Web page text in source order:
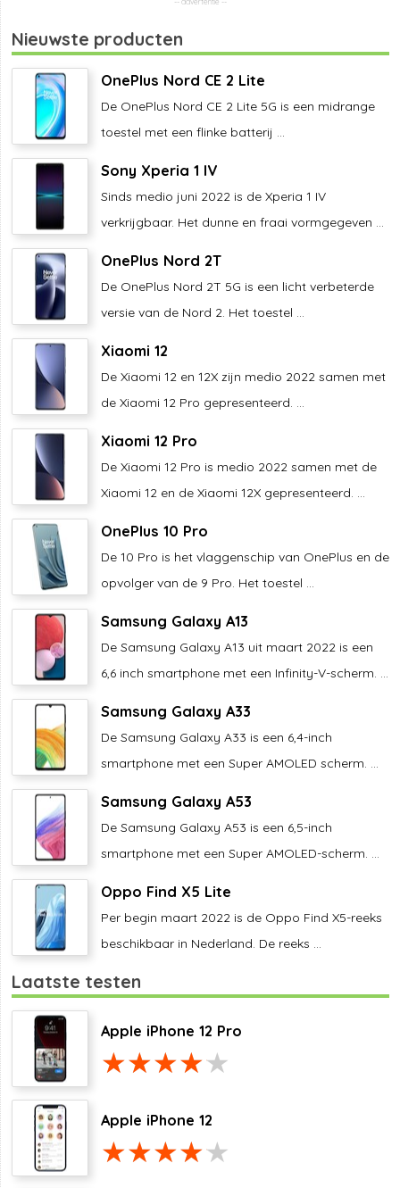
Nieuwste producten
OnePlus Nord CE 2 Lite
De OnePlus Nord CE 2 Lite 5G is een midrange
toestel met een flinke batterij ...
Sony Xperia 1 IV
Sinds medio juni 2022 is de Xperia 1 IV
verkrijgbaar. Het dunne en fraai vormgegeven ...
OnePlus Nord 2T
De OnePlus Nord 2T 5G is een licht verbeterde
versie van de Nord 2. Het toestel ...
Xiaomi 12
De Xiaomi 12 en 12X zijn medio 2022 samen met
de Xiaomi 12 Pro gepresenteerd. ...
Xiaomi 12 Pro
De Xiaomi 12 Pro is medio 2022 samen met de
Xiaomi 12 en de Xiaomi 12X gepresenteerd. ...
OnePlus 10 Pro
De 10 Pro is het vlaggenschip van OnePlus en de
opvolger van de 9 Pro. Het toestel ...
Samsung Galaxy A13
De Samsung Galaxy A13 uit maart 2022 is een
6,6 inch smartphone met een Infinity-V-scherm. ...
Samsung Galaxy A33
De Samsung Galaxy A33 is een 6,4-inch
smartphone met een Super AMOLED scherm. ...
Samsung Galaxy A53
De Samsung Galaxy A53 is een 6,5-inch
smartphone met een Super AMOLED-scherm. ...
Oppo Find X5 Lite
Per begin maart 2022 is de Oppo Find X5-reeks
beschikbaar in Nederland. De reeks ...
Laatste testen
Apple iPhone 12 Pro
Apple iPhone 12